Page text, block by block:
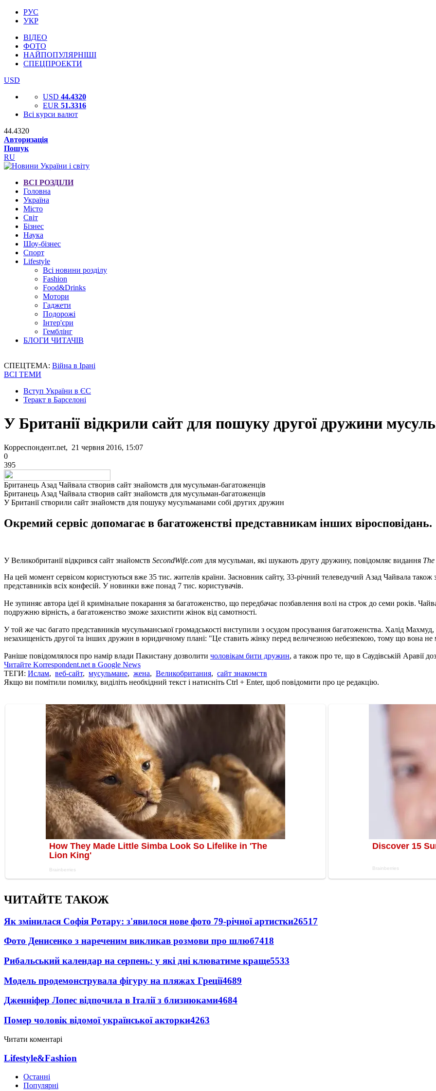
РУС
УКР
ВІДЕО
ФОТО
НАЙПОПУЛЯРНІШІ
СПЕЦПРОЕКТИ
USD
USD 44.4320
EUR 51.3316
Всі курси валют
44.4320
Авторизація
Пошук
RU
ВСІ РОЗДІЛИ
Головна
Україна
Місто
Світ
Бізнес
Наука
Шоу-бізнес
Спорт
Lifestyle
Всі новини розділу
Fashion
Food&Drinks
Мотори
Гаджети
Подорожі
Інтер'єри
Гемблінг
БЛОГИ ЧИТАЧІВ
СПЕЦТЕМА: Війна в Ірані
ВСІ ТЕМИ
Вступ України в ЄС
Теракт в Барселоні
У Британії відкрили сайт для пошуку другої дружини
Корреспондент.net, 21 червня 2016, 15:07
0
395
Британець Азад Чайвала створив сайт знайомств для мусульман-багатоженців
Британець Азад Чайвала створив сайт знайомств для мусульман-багатоженців
У Британії створили сайт знайомств для пошуку мусульманами собі других дружин
Окремий сервіс допомагає в багатоженстві представникам інших віросповідань.
У Великобританії відкрився сайт знайомств SecondWife.com для мусульман, які шукають другу дружину, повідомляє видання
На цей момент сервісом користуються вже 35 тис. жителів країни. Засновник сайту, 33-річний телеведучий Азад Чайвала також
представників всіх конфесій. У новинки вже понад 7 тис. користувачів.
Не зупиняє автора ідеї й кримінальне покарання за багатоженство, що передбачає позбавлення волі на строк до семи років.
подружню вірність, а багатоженство зможе захистити жінок від самотності.
У той же час багато представників мусульманської громадськості виступили з осудом просування багатоженства. Халід
незахищеність другої та інших дружин в юридичному плані: "Це ставить жінку перед величезною небезпекою, тому що вона не
Раніше повідомлялося про намір влади Пакистану дозволити чоловікам бити дружин, а також про те, що в Саудівській Аравії
Читайте Korrespondent.net в Google News
ТЕГИ: Ислам, веб-сайт, мусульмане, жена, Великобритания, сайт знакомств
Якщо ви помітили помилку, виділіть необхідний текст і натисніть Ctrl + Enter, щоб повідомити про це редакцію.
ЧИТАЙТЕ ТАКОЖ
Як змінилася Софія Ротару: з'явилося нове фото 79-річної артистки26517
Фото Денисенко з нареченим викликав розмови про шлюб7418
Рибальський календар на серпень: у які дні клюватиме краще5533
Модель продемонструвала фігуру на пляжах Греції4689
Дженніфер Лопес відпочила в Італії з близнюками4684
Помер чоловік відомої української акторки4263
Читати коментарі
Lifestyle&Fashion
Останні
Популярні